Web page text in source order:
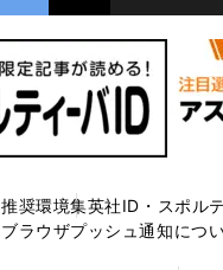
推奨環境集英社ID・スポル
ブラウザプッシュ通知につ